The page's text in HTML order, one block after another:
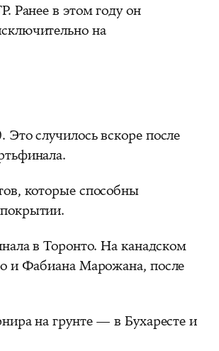
Ранее в этом году он
на
случилось вскоре после
которые способны
в Торонто. На канадском
и Фабиана Марожана, после
на грунте — в Бухаресте и